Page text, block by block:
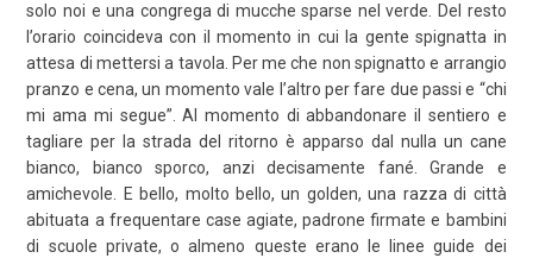
solo noi e una congrega di mucche sparse nel verde. Del resto
l’orario coincideva con il momento in cui la gente spignatta in
attesa di mettersi a tavola. Per me che non spignatto e arrangio
pranzo e cena, un momento vale l’altro per fare due passi e “chi
mi ama mi segue”. Al momento di abbandonare il sentiero e
tagliare per la strada del ritorno è apparso dal nulla un cane
bianco, bianco sporco, anzi decisamente fané. Grande e
amichevole. E bello, molto bello, un golden, una razza di città
abituata a frequentare case agiate, padrone firmate e bambini
di scuole private, o almeno queste erano le linee guide dei